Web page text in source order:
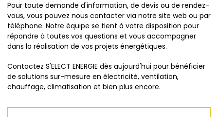
Pour toute demande d'information, de devis ou de rendez-
vous, vous pouvez nous contacter via notre site web ou par
téléphone. Notre équipe se tient à votre disposition pour
répondre à toutes vos questions et vous accompagner
dans la réalisation de vos projets énergétiques.
Contactez S'ELECT ENERGIE dès aujourd'hui pour bénéficier
de solutions sur-mesure en électricité, ventilation,
chauffage, climatisation et bien plus encore.